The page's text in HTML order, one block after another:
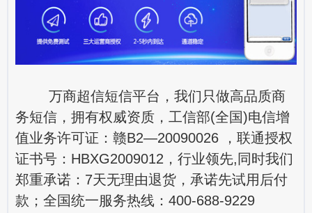
万商超信短信平台，我们只做高品质商
务短信，拥有权威资质，工信部(全国)电信增
值业务许可证：赣B2—20090026 ，联通授权
证书号：HBXG2009012，行业领先,同时我们
郑重承诺：7天无理由退货，承诺先试用后付
款；全国统一服务热线：400-688-9229